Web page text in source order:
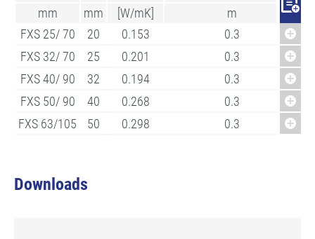
mm mm [W/mK]
m
FXS 25/ 70
20 0.153
0.3
FXS 32/ 70
25 0.201
0.3
FXS 40/ 90
32 0.194
0.3
FXS 50/ 90
40 0.268
0.3
FXS 63/105
50 0.298 0.3
Downloads